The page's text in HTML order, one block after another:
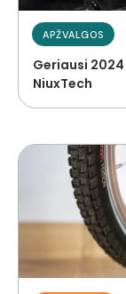
APŽVALGOS
Geriausi
NiuxTech